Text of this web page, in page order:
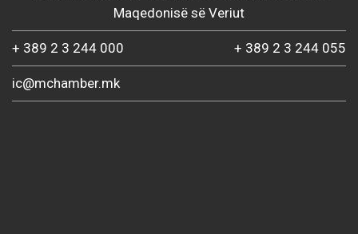
Maqedonisë së Veriut
+ 389 2 3 244 000 + 389 2 3 244 055
ic@mchamber.mk